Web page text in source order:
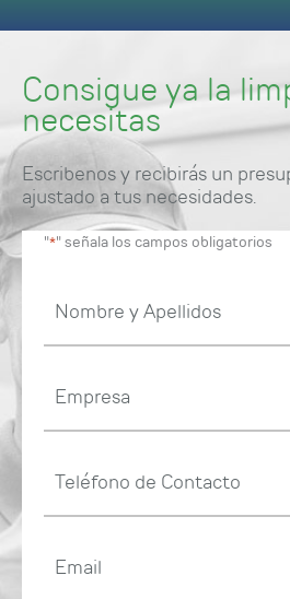
Consigue ya la
necesitas
Escribenos y recibirás un
ajustado a tus necesidades.
"*" señala los campos obligatorios
de